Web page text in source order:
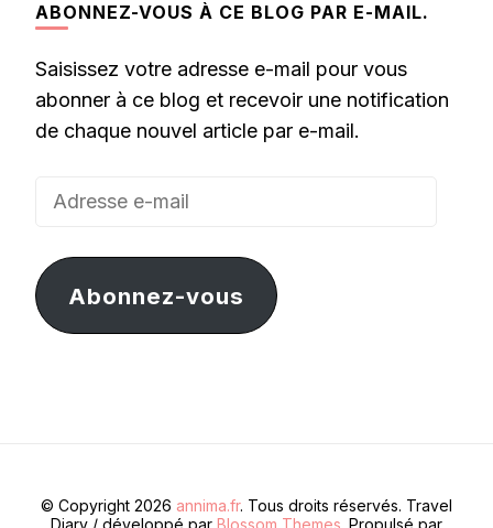
ABONNEZ-VOUS À CE BLOG PAR E-MAIL.
Saisissez votre adresse e-mail pour vous
abonner à ce blog et recevoir une notification
de chaque nouvel article par e-mail.
Adresse
mail
Abonnez-vous
© Copyright 2026 annima.fr. Tous droits réservés. Travel